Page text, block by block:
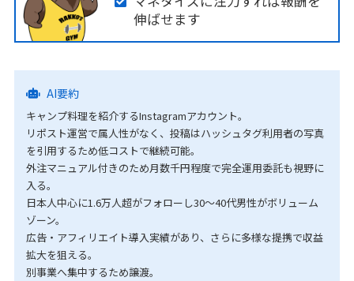
伸ばせます
AI要約
キャンプ料理を紹介するInstagramアカウント。
リポスト運営で属人性がなく、投稿はハッシュタグ利用者の写真
を引用するため低コストで継続可能。
外注マニュアル付きのため月数千円程度で完全運用委託も視野に
入る。
日本人中心に1.6万人超がフォローし30〜40代男性がボリューム
ゾーン。
広告・アフィリエイト導入実績があり、さらに多様な提携で収益
拡大を狙える。
別事業へ集中するため譲渡。